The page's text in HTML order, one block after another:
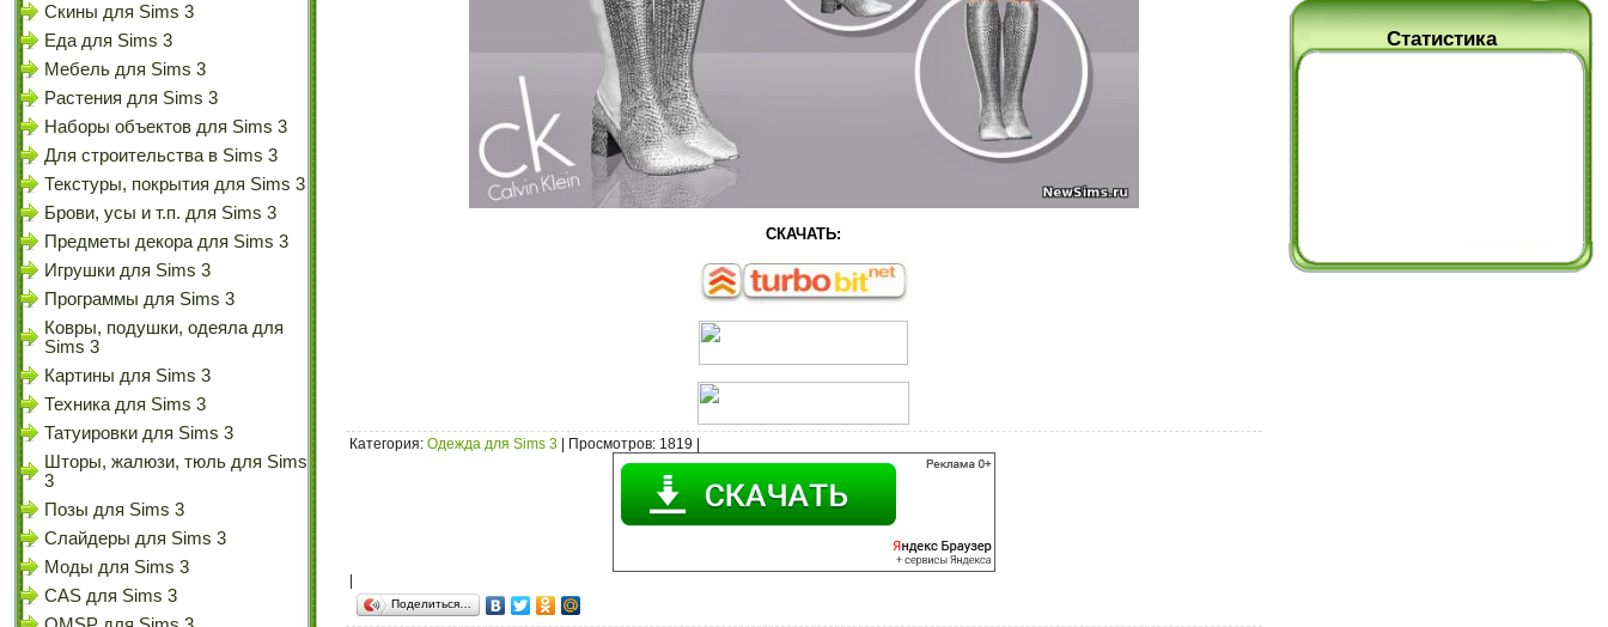
Скины для Sims 3
Еда для Sims 3
Мебель для Sims 3
Растения для Sims 3
Наборы объектов для Sims 3
Для строительства в Sims 3
Текстуры, покрытия для Sims 3
Брови, усы и т.п. для Sims 3
Предметы декора для Sims 3
Игрушки для Sims 3
Программы для Sims 3
Ковры, подушки, одеяла для
Sims 3
Картины для Sims 3
Техника для Sims 3
Татуировки для Sims 3
Шторы, жалюзи, тюль для Sims
3
Позы для Sims 3
Слайдеры для Sims 3
Моды для Sims 3
CAS для Sims 3
СКАЧАТЬ:
Категория: Одежда для Sims 3 Просмотров: 1819 |
Поделиться…
Статистика